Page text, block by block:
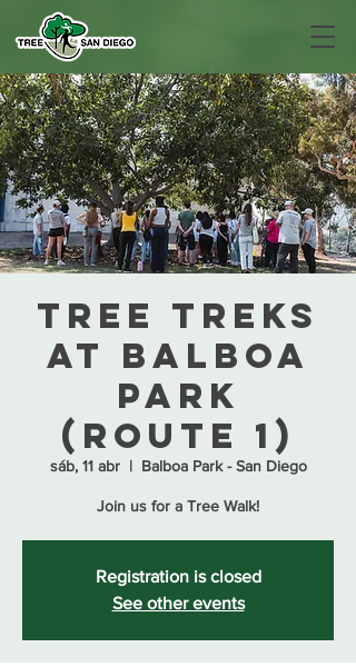
Tree Treks
at Balboa
Park
(Route 1)
sáb, 11 abr
  |
Balboa Park - San Diego
Join us for a Tree Walk!
Registration is closed
See other events